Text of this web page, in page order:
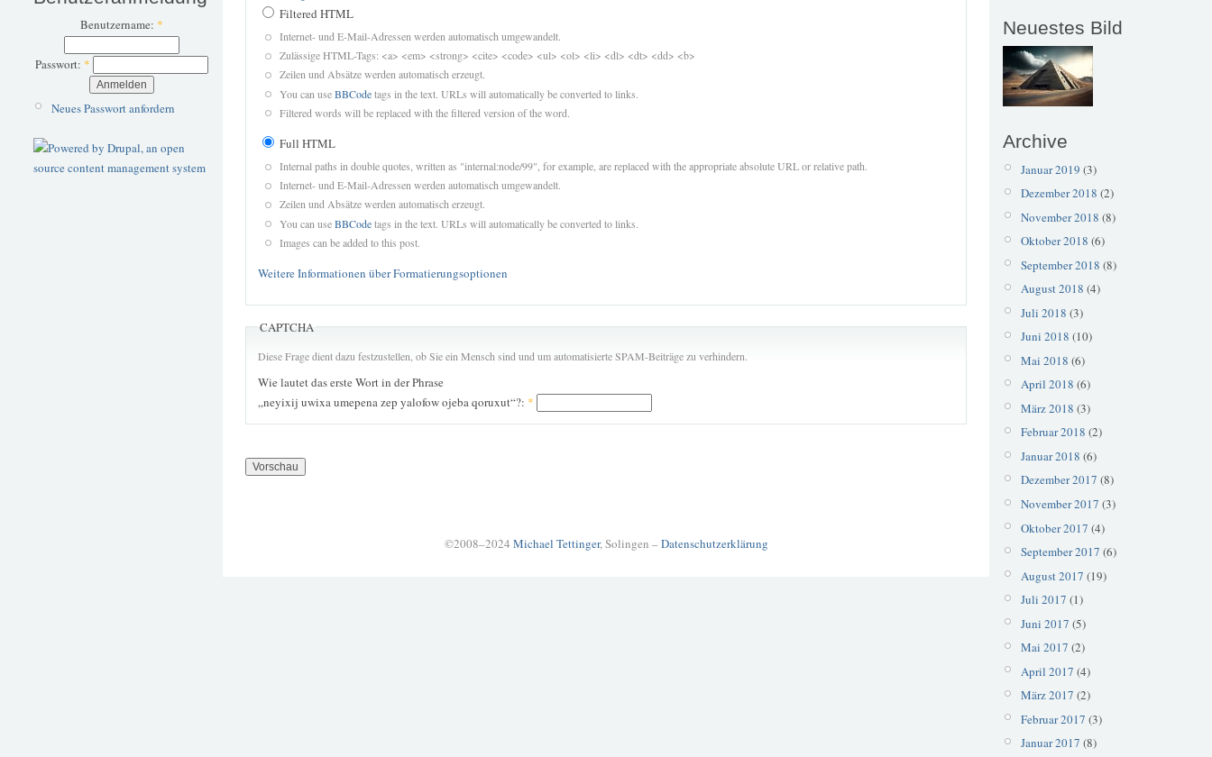
Benutzername: *
Passwort: *
Neues Passwort anfordern
Filtered HTML
Internet- und E-Mail-Adressen werden automatisch umgewandelt.
Zulässige HTML-Tags: <a> <em> <strong> <cite> <code> <ul> <ol> <li> <dl> <dt> <dd> <b>
Zeilen und Absätze werden automatisch erzeugt.
You can useBBCodetags in the text. URLs will automatically be converted to links.
Filtered words will be replaced with the filtered version of the word.
Full HTML
Internal paths in double quotes, written as "internal:node/99", for example, are replaced with the appropriate absolute URL or relative path.
Internet- und E-Mail-Adressen werden automatisch umgewandelt.
Zeilen und Absätze werden automatisch erzeugt.
You can useBBCodetags in the text. URLs will automatically be converted to links.
Images can be added to this post.
Weitere Informationen über Formatierungsoptionen
CAPTCHA
Diese Frage dient dazu festzustellen, ob Sie ein Mensch sind und um automatisierte SPAM-Beiträge zu verhindern.
Wie lautet das erste Wort in der Phrase
„neyixij uwixa umepena zep yalofow ojeba qoruxut“?: *
©2008–2024 Michael Tettinger, Solingen –Datenschutzerklärung
Neuestes Bild
Archive
Januar 2019 (3)
Dezember 2018 (2)
November 2018 (8)
Oktober 2018 (6)
September 2018 (8)
August 2018 (4)
Juli 2018 (3)
Juni 2018 (10)
Mai 2018 (6)
April 2018 (6)
März 2018 (3)
Februar 2018 (2)
Januar 2018 (6)
Dezember 2017 (8)
November 2017 (3)
Oktober 2017 (4)
September 2017 (6)
August 2017 (19)
Juli 2017 (1)
Juni 2017 (5)
Mai 2017 (2)
April 2017 (4)
März 2017 (2)
Februar 2017 (3)
Januar 2017 (8)